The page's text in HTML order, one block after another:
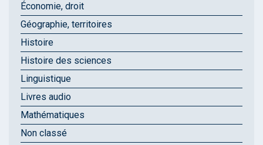
Économie, droit
Géographie, territoires
Histoire
Histoire des sciences
Linguistique
Livres audio
Mathématiques
Non classé